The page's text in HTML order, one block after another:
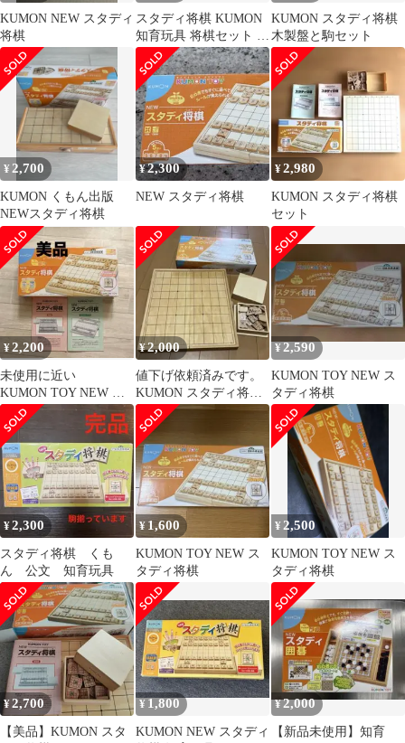
KUMON NEW スタディ
将棋
スタディ将棋 KUMON
知育玩具 将棋セット 初
心者向け
KUMON スタディ将棋
木製盤と駒セット
¥2,700
KUMON くもん出版
NEWスタディ将棋
¥2,300
NEW スタディ将棋
¥2,980
KUMON スタディ将棋
セット
¥2,200
未使用に近い
KUMON TOY NEW ス
タディ将棋
¥2,000
値下げ依頼済みです。
KUMON スタディ将
棋 おまけ付き
¥ 2,590
KUMON TOY NEW ス
タディ将棋
¥2,300
スタディ将棋 くも
ん 公文 知育玩具
¥ 1,600
KUMON TOY NEW ス
タディ将棋
¥ 2,500
KUMON TOY NEW ス
タディ将棋
¥2,700
【美品】KUMON スタ
¥ 1,800
KUMON NEW スタディ
¥2,000
【新品未使用】知育